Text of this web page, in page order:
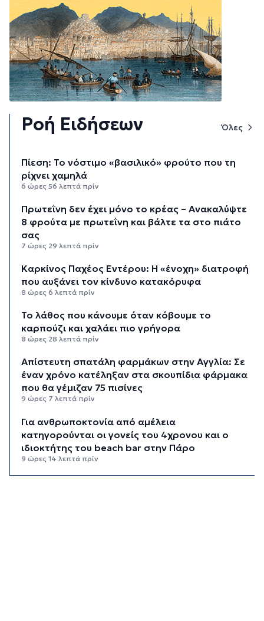
Ροή Ειδήσεων Όλες
Πίεση: Το νόστιμο «βασιλικό» φρούτο που τη
ρίχνει χαμηλά
6 ώρες 56 λεπτά πρίν
Πρωτεΐνη δεν έχει μόνο το κρέας – Ανακαλύψτε
8 φρούτα με πρωτεΐνη και βάλτε τα στο πιάτο
σας
7 ώρες 29 λεπτά πρίν
Καρκίνος Παχέος Εντέρου: Η «ένοχη» διατροφή
που αυξάνει τον κίνδυνο κατακόρυφα
8 ώρες 6 λεπτά πρίν
Το λάθος που κάνουμε όταν κόβουμε το
καρπούζι και χαλάει πιο γρήγορα
8 ώρες 28 λεπτά πρίν
Απίστευτη σπατάλη φαρμάκων στην Αγγλία: Σε
έναν χρόνο κατέληξαν στα σκουπίδια φάρμακα
που θα γέμιζαν 75 πισίνες
9 ώρες 7 λεπτά πρίν
Για ανθρωποκτονία από αμέλεια
κατηγορούνται οι γονείς του 4χρονου και ο
ιδιοκτήτης του beach bar στην Πάρο
9 ώρες 14 λεπτά πρίν